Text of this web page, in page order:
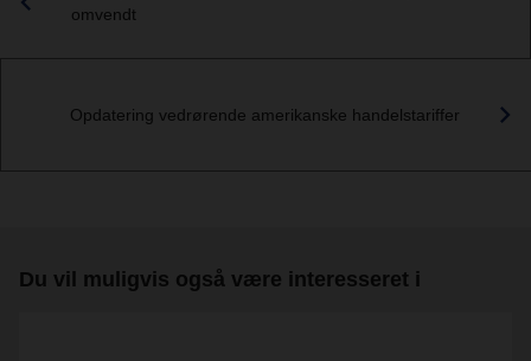
omvendt
Opdatering vedrørende amerikanske handelstariffer
Du vil muligvis også være interesseret i